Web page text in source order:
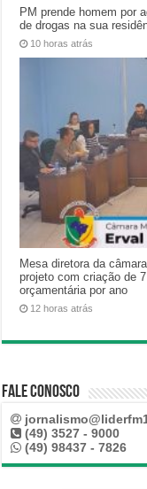
PM prende homem por
de drogas na sua
10 horas atrás
Mesa diretora da
projeto com criação de
orçamentária por ano
12 horas atrás
Fale Conosco
(49) 3527 - 9000
(49) 98437 - 7826